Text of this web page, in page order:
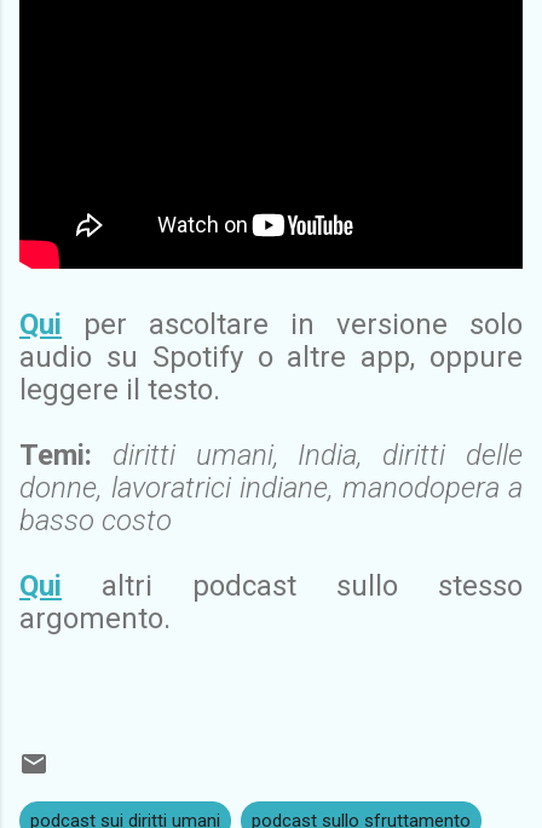
Qui per ascoltare in versione solo
audio su Spotify o altre app, oppure
leggere il testo.
Temi: diritti umani, India, diritti delle
donne, lavoratrici indiane, manodopera a
basso costo
Qui altri
podcast sullo stesso
argomento.
podcast sui diritti umani podcast sullo sfruttamento